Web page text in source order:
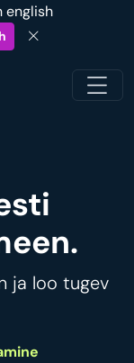
english
ja loo tugev